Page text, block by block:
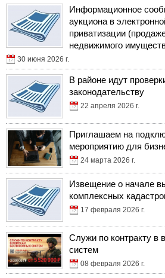
Информационное
аукциона в
приватизации
недвижимого
30 июня 2026 г.
В районе идут
законодательству
22 апреля 2026 г.
Приглашаем на
мероприятию для
24 марта 2026 г.
Извещение о начале
комплексных
17 февраля 2026 г.
Служи по контракту в
систем
08 февраля 2026 г.